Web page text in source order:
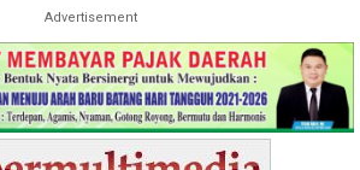
Advertisement